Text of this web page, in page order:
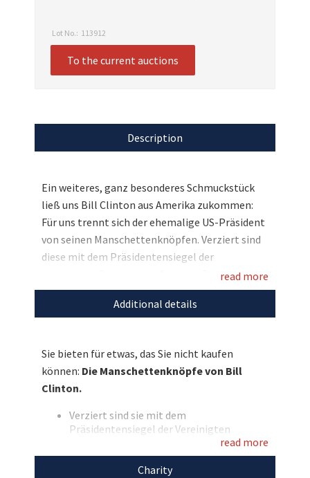
Lot No.: 113912
To the current auctions
Description
Ein weiteres, ganz besonderes Schmuckstück
ließ uns Bill Clinton aus Amerika zukommen:
Für uns trennt sich der ehemalige US-Präsident
von seinen Manschettenknöpfen. Verziert sind
diese mit dem Präsidentensiegel der
Manschettenknöpfe sind das perfekte
Geschenk für stilbewusste Herren.
einzigartige Weihnachtsgeschenkefür den
guten Zweck!
read more
Additional details
Sie bieten für etwas, das Sie nicht kaufen
können: Die Manschettenknöpfe von Bill
Clinton.
Verziert sind sie mit dem
Präsidentensiegel der Vereinigten
Den Erlös der Auktion „Die Manschettenknöpfe
read more
Charity